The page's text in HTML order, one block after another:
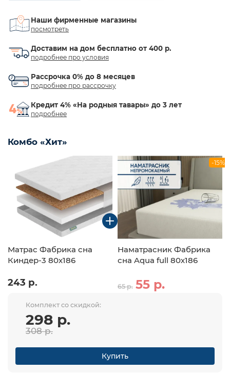
Наши фирменные магазины
посмотреть
Доставим на дом бесплатно от 400 р.
подробнее про условия
Рассрочка 0% до 8 месяцев
подробнее про рассрочку
Кредит 4% «На родныя тавары» до 3 лет
подробнее
Комбо «Хит»
Матрас Фабрика сна
Киндер-3 80х186
243 р.
-15%
Наматрасник Фабрика
сна Aqua full 80х186
65 р. 55 р.
Комплект со скидкой:
298 р.
308 р.
Купить